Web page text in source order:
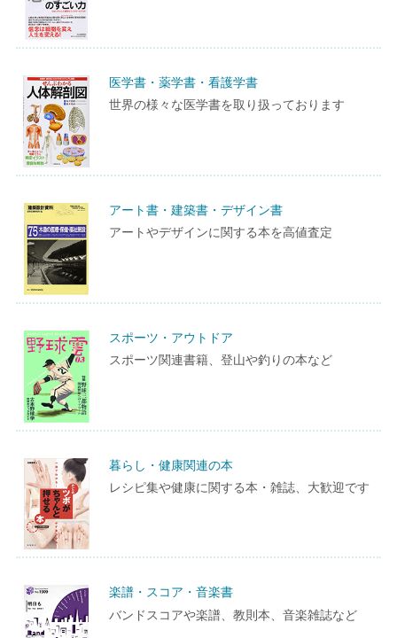
医学書・薬学書・看護学書
世界の様々な医学書を取り扱っております
アート書・建築書・デザイン書
アートやデザインに関する本を高値査定
スポーツ・アウトドア
スポーツ関連書籍、登山や釣りの本など
暮らし・健康関連の本
レシピ集や健康に関する本・雑誌、大歓迎です
楽譜・スコア・音楽書
バンドスコアや楽譜、教則本、音楽雑誌など